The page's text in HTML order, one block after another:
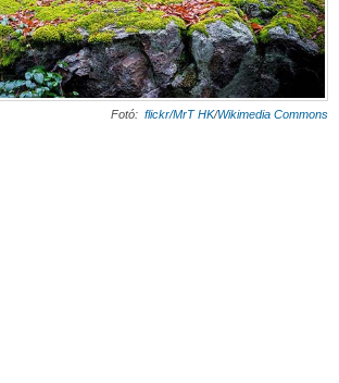
Fotó: flickr/MrT HK/Wikimedia Commons